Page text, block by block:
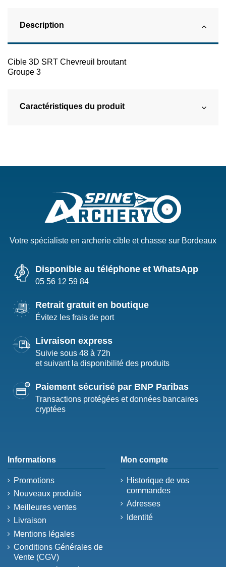
Description
Cible 3D SRT Chevreuil broutant
Groupe 3
Caractéristiques du produit
Votre spécialiste en archerie cible et chasse sur Bordeaux
Disponible au téléphone et WhatsApp
05 56 12 59 84
Retrait gratuit en boutique
Évitez les frais de port
Livraison express
Suivie sous 48 à 72h
et suivant la disponibilité des produits
Paiement sécurisé par BNP Paribas
Transactions protégées et données bancaires
cryptées
Informations
Promotions
Nouveaux produits
Meilleures ventes
Livraison
Mentions légales
Conditions Générales de
Vente (CGV)
Mon compte
Historique de vos
commandes
Adresses
Identité